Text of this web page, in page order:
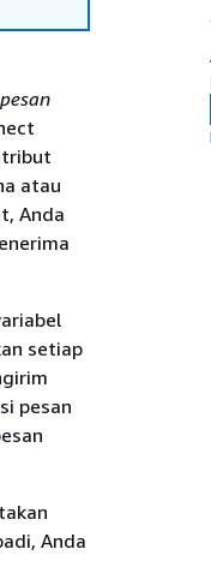
atau
Anda
setiap
pesan
Anda